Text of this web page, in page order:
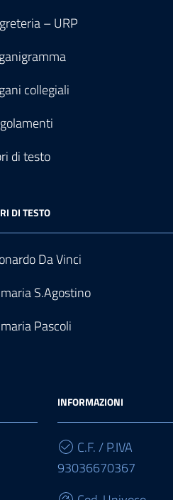
– URP
collegiali
di testo
DI TESTO
Da Vinci
S.Agostino
Pascoli
INFORMAZIONI
C.F. / P.IVA
93036670367